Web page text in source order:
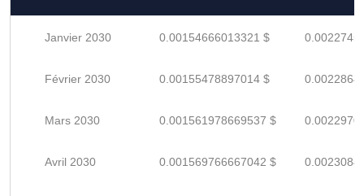
Janvier 2030 0.00154666013321 $
Février 2030 0.00155478897014 $
Mars 2030 0.001561978669537 $
Avril 2030 0.001569766667042 $